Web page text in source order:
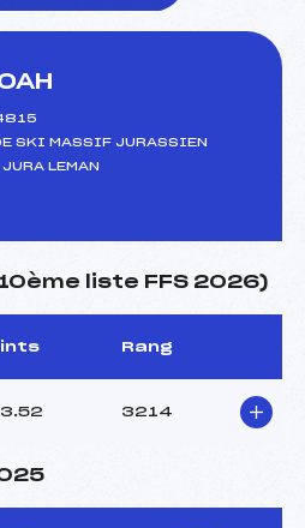
SKI MASSIF JURASSIEN
LEMAN
liste FFS 2026)
Rang
3214